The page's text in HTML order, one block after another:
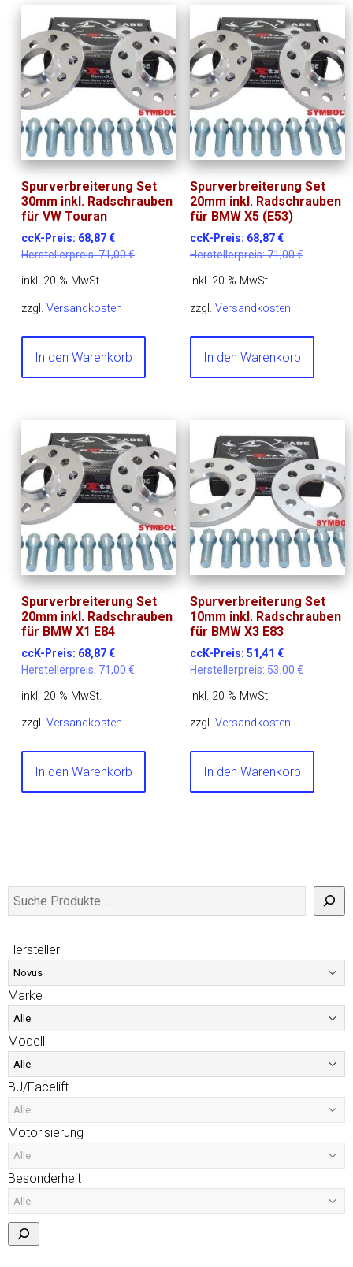
Spurverbreiterung Set
30mm inkl. Radschrauben
für VW Touran
ccK-Preis: 68,87€
Herstellerpreis:71,00€
inkl. 20 % MwSt.
zzgl.Versandkosten
In den Warenkorb
Spurverbreiterung Set
20mm inkl. Radschrauben
für BMW X5 (E53)
ccK-Preis: 68,87€
Herstellerpreis:71,00€
inkl. 20 % MwSt.
zzgl. Versandkosten
In den Warenkorb
Spurverbreiterung Set
20mm inkl. Radschrauben
für BMW X1 E84
ccK-Preis: 68,87€
Herstellerpreis:71,00€
inkl. 20 % MwSt.
zzgl.Versandkosten
In den Warenkorb
Spurverbreiterung Set
10mm inkl. Radschrauben
für BMW X3 E83
ccK-Preis: 51,41 €
Herstellerpreis:53,00€
inkl. 20 % MwSt.
zzgl. Versandkosten
In den Warenkorb
Hersteller
Marke
Modell
BJ/Facelift
Motorisierung
Besonderheit